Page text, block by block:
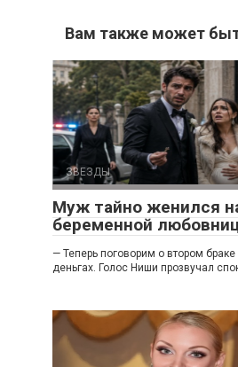
Вам также может
ЗВЕЗДЫ
Муж тайно женился
беременной
— Теперь поговорим о втором
деньгах. Голос Ниши прозвучал